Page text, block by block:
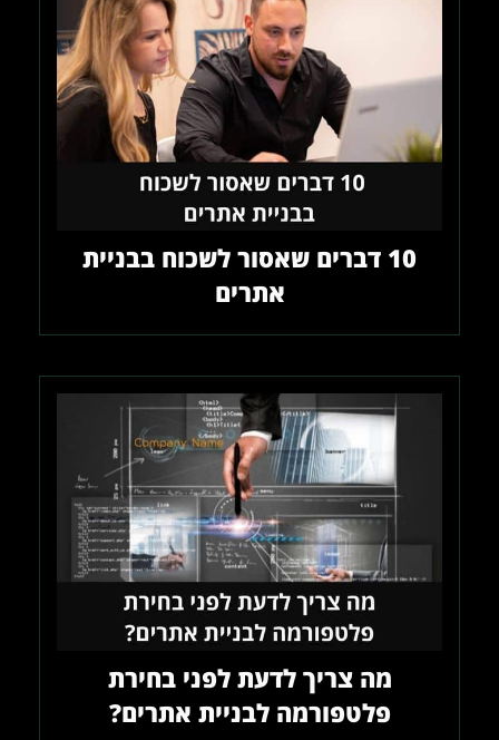
10 דברים שאסור לשכוח בבניית
אתרים
מה צריך לדעת לפני בחירת
פלטפורמה לבניית אתרים?